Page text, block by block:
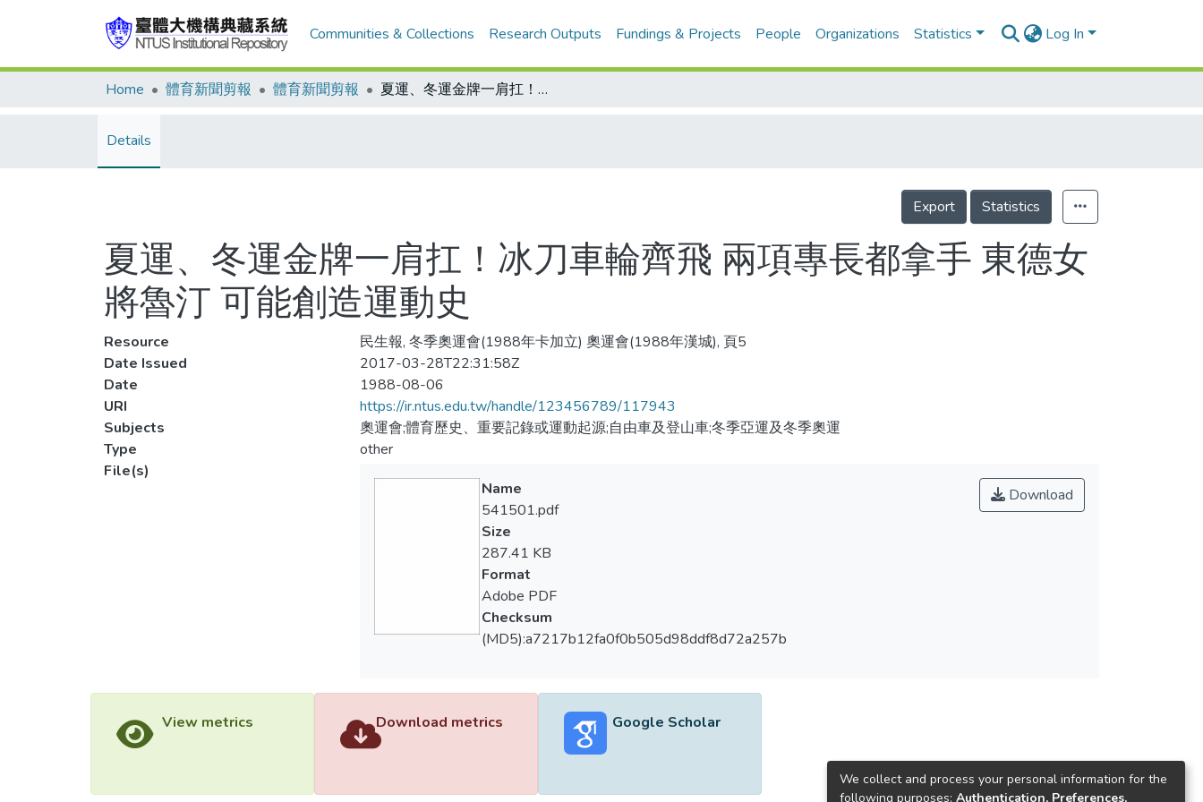
Communities & Collections Research Outputs Fundings & Projects People Organizations Statistics Log In
Home 體育新聞剪報 體育新聞剪報 夏運、冬運金牌一肩扛！冰刀車輪齊飛 兩項專長都拿手 東德女將魯汀 可能創造運動史
Details
Export Statistics
夏運、冬運金牌一肩扛！冰刀車輪齊飛 兩項專長都拿手 東德女
將魯汀 可能創造運動史
Resource
民生報, 冬季奧運會(1988年卡加立) 奧運會(1988年漢城), 頁5
Date Issued
2017-03-28T22:31:58Z
Date
1988-08-06
URI
https://ir.ntus.edu.tw/handle/123456789/117943
Subjects
奧運會;體育歷史、重要記錄或運動起源;自由車及登山車;冬季亞運及冬季奧運
Type
other
File(s)
Download
Name
541501.pdf
Size
287.41 KB
Format
Adobe PDF
Checksum
(MD5):a7217b12fa0f0b505d98ddf8d72a257b
View metrics Download metrics Google Scholar
We collect and process your personal information for the
following purposes: Authentication, Preferences,